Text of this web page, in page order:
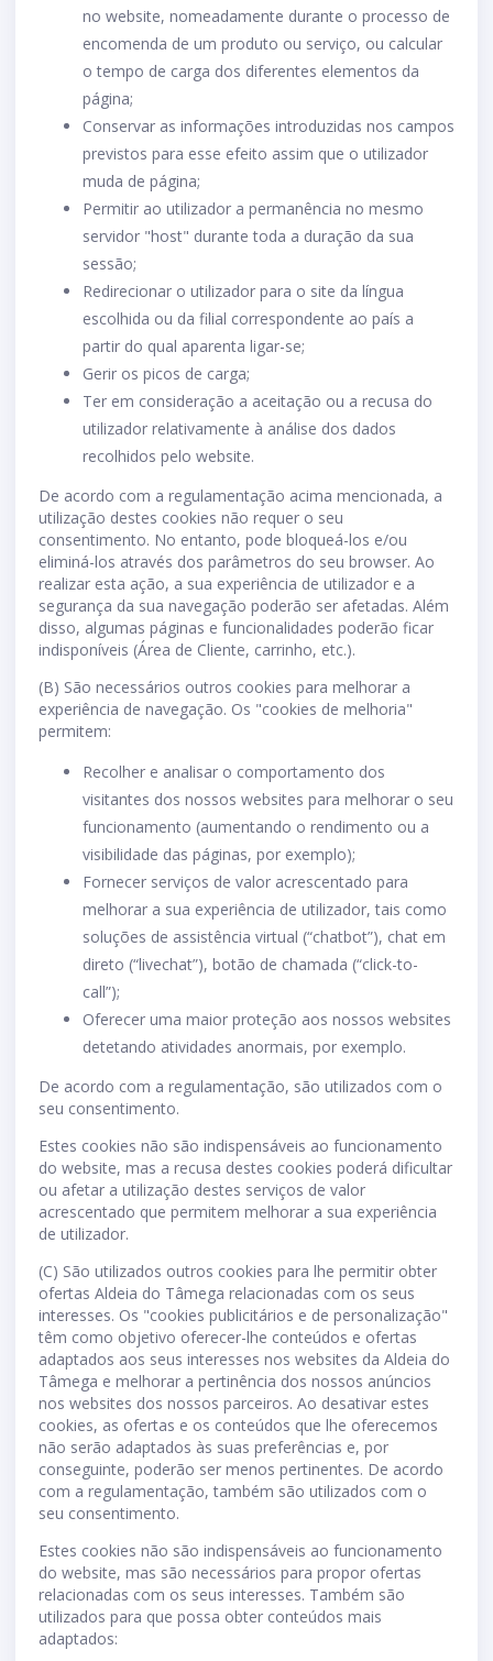
no website, nomeadamente durante o processo de
encomenda de um produto ou serviço, ou calcular
o tempo de carga dos diferentes elementos da
página;
Conservar as informações introduzidas nos campos
previstos para esse efeito assim que o utilizador
muda de página;
Permitir ao utilizador a permanência no mesmo
servidor "host" durante toda a duração da sua
sessão;
Redirecionar o utilizador para o site da língua
escolhida ou da filial correspondente ao país a
partir do qual aparenta ligar-se;
Gerir os picos de carga;
Ter em consideração a aceitação ou a recusa do
utilizador relativamente à análise dos dados
recolhidos pelo website.
De acordo com a regulamentação acima mencionada, a
utilização destes cookies não requer o seu
consentimento. No entanto, pode bloqueá-los e/ou
eliminá-los através dos parâmetros do seu browser. Ao
realizar esta ação, a sua experiência de utilizador e a
segurança da sua navegação poderão ser afetadas. Além
disso, algumas páginas e funcionalidades poderão ficar
indisponíveis (Área de Cliente, carrinho, etc.).
(B) São necessários outros cookies para melhorar a
experiência de navegação. Os "cookies de melhoria"
permitem:
Recolher e analisar o comportamento dos
visitantes dos nossos websites para melhorar o seu
funcionamento (aumentando o rendimento ou a
visibilidade das páginas, por exemplo);
Fornecer serviços de valor acrescentado para
melhorar a sua experiência de utilizador, tais como
soluções de assistência virtual (“chatbot”), chat em
direto (“livechat”), botão de chamada (“click-to-
call”);
Oferecer uma maior proteção aos nossos websites
detetando atividades anormais, por exemplo.
De acordo com a regulamentação, são utilizados com o
seu consentimento.
Estes cookies não são indispensáveis ao funcionamento
do website, mas a recusa destes cookies poderá dificultar
ou afetar a utilização destes serviços de valor
acrescentado que permitem melhorar a sua experiência
de utilizador.
(C) São utilizados outros cookies para lhe permitir obter
ofertas Aldeia do Tâmega relacionadas com os seus
interesses. Os "cookies publicitários e de personalização"
têm como objetivo oferecer-lhe conteúdos e ofertas
adaptados aos seus interesses nos websites da Aldeia do
Tâmega e melhorar a pertinência dos nossos anúncios
nos websites dos nossos parceiros. Ao desativar estes
cookies, as ofertas e os conteúdos que lhe oferecemos
não serão adaptados às suas preferências e, por
conseguinte, poderão ser menos pertinentes. De acordo
com a regulamentação, também são utilizados com o
seu consentimento.
Estes cookies não são indispensáveis ao funcionamento
do website, mas são necessários para propor ofertas
relacionadas com os seus interesses. Também são
utilizados para que possa obter conteúdos mais
adaptados: